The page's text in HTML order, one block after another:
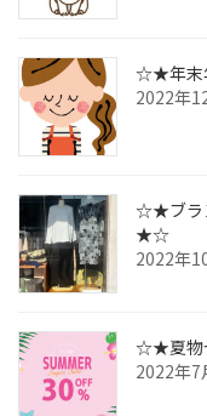
☆★年末
2022年
☆★ブラ
★☆
2022年
☆★夏物
2022年7